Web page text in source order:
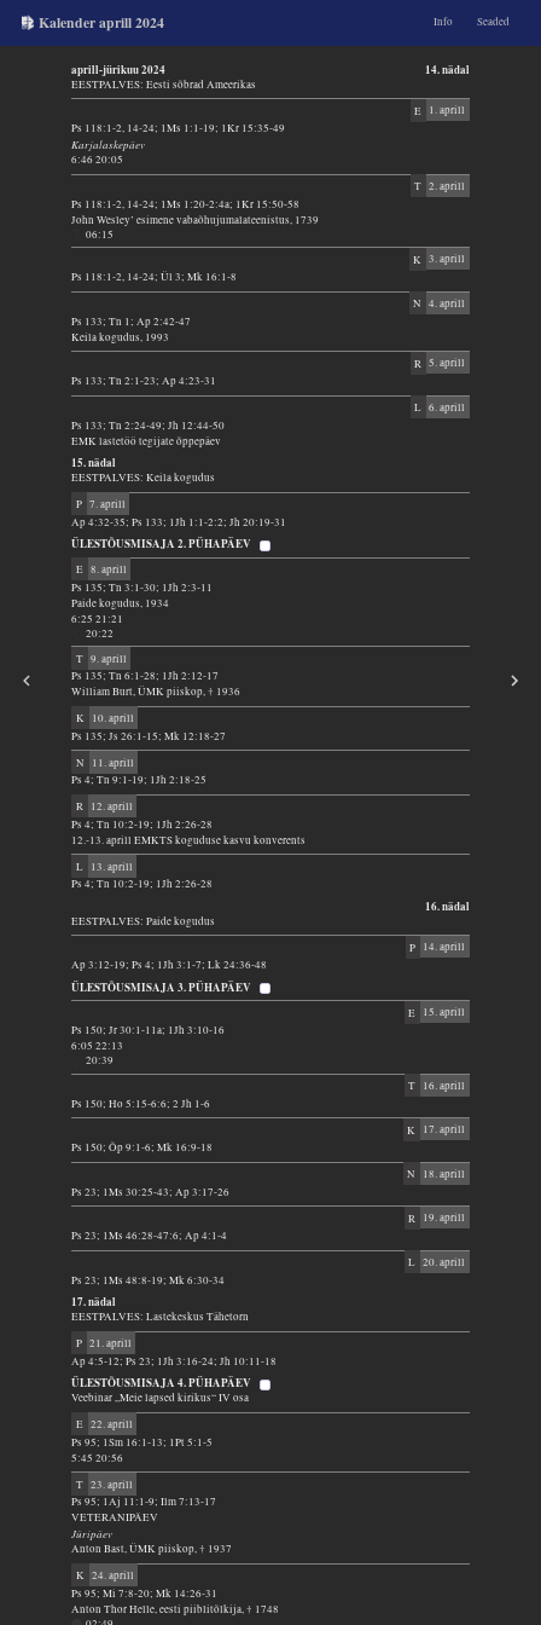
Kalender aprill 2024 Info Seaded
14. nädal
aprill-jürikuu 2024
EESTPALVES: Eesti sõbrad Ameerikas
E 1. aprill
Ps 118:1-2, 14-24; 1Ms 1:1-19; 1Kr 15:35-49
Karjalaskepäev
6:46 20:05
T 2. aprill
Ps 118:1-2, 14-24; 1Ms 1:20-2:4a; 1Kr 15:50-58
John Wesley’ esimene vabaõhujumalateenistus, 1739
06:15
K 3. aprill
Ps 118:1-2, 14-24; Ül 3; Mk 16:1-8
N 4. aprill
Ps 133; Tn 1; Ap 2:42-47
Keila kogudus, 1993
R 5. aprill
Ps 133; Tn 2:1-23; Ap 4:23-31
L 6. aprill
Ps 133; Tn 2:24-49; Jh 12:44-50
EMK lastetöö tegijate õppepäev
15. nädal
EESTPALVES: Keila kogudus
P 7. aprill
Ap 4:32-35; Ps 133; 1Jh 1:1-2:2; Jh 20:19-31
ÜLESTÕUSMISAJA 2. PÜHAPÄEV
E 8. aprill
Ps 135; Tn 3:1-30; 1Jh 2:3-11
Paide kogudus, 1934
6:25 21:21
20:22
T 9. aprill
Ps 135; Tn 6:1-28; 1Jh 2:12-17
William Burt, ÜMK piiskop, † 1936
K
10. aprill
Ps 135; Js 26:1-15; Mk 12:18-27
N
11. aprill
Ps 4; Tn 9:1-19; 1Jh 2:18-25
R 12. aprill
Ps 4; Tn 10:2-19; 1Jh 2:26-28
12.-13. aprill EMKTS koguduse kasvu konverents
L 13. aprill
Ps 4; Tn 10:2-19; 1Jh 2:26-28
16. nädal
EESTPALVES: Paide kogudus
P 14. aprill
Ap 3:12-19; Ps 4; 1Jh 3:1-7; Lk 24:36-48
ÜLESTÕUSMISAJA 3. PÜHAPÄEV
E 15. aprill
Ps 150; Jr 30:1-11a; 1Jh 3:10-16
6:05 22:13
20:39
T 16. aprill
Ps 150; Ho 5:15-6:6; 2 Jh 1-6
K
17. aprill
Ps 150; Õp 9:1-6; Mk 16:9-18
N
18. aprill
Ps 23; 1Ms 30:25-43; Ap 3:17-26
R
19. aprill
Ps 23; 1Ms 46:28-47:6; Ap 4:1-4
L 20. aprill
Ps 23; 1Ms 48:8-19; Mk 6:30-34
17. nädal
EESTPALVES: Lastekeskus Tähetorn
P 21. aprill
Ap 4:5-12; Ps 23; 1Jh 3:16-24; Jh 10:11-18
ÜLESTÕUSMISAJA 4. PÜHAPÄEV
Veebinar „Meie lapsed kirikus“ IV osa
E 22. aprill
Ps 95; 1Sm 16:1-13; 1Pt 5:1-5
5:45 20:56
T 23. aprill
Ps 95; 1Aj 11:1-9; Ilm 7:13-17
VETERANIPÄEV
Jüripäev
Anton Bast, ÜMK piiskop, † 1937
K 24. aprill
Ps 95; Mi 7:8-20; Mk 14:26-31
Anton Thor Helle, eesti piiblitõlkija, † 1748